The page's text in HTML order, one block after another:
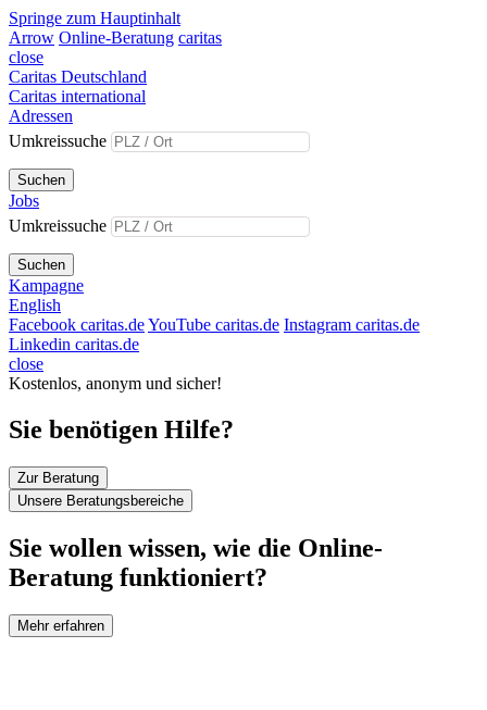
Springe zum Hauptinhalt
Arrow Online-Beratung caritas
close
Caritas Deutschland
Caritas international
Adressen
Umkreissuche
Suchen
Jobs
Umkreissuche
Suchen
Kampagne
English
Facebook caritas.deYouTube caritas.de Instagram caritas.de
Linkedin caritas.de
close
Kostenlos, anonym und sicher!
Sie benötigen Hilfe?
Zur Beratung
Unsere Beratungsbereiche
Sie wollen wissen, wie die Online-
Beratung funktioniert?
Mehr erfahren